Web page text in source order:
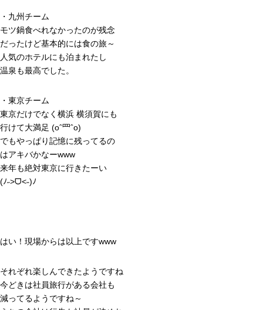
・九州チーム
モツ鍋食べれなかったのが残念
だったけど基本的には食の旅～
人気のホテルにも泊まれたし
温泉も最高でした。
・東京チーム
東京だけでなく横浜 横須賀にも
行けて大満足 (oˆ罒ˆo)
でもやっぱり記憶に残ってるの
はアキバかなーwww
来年も絶対東京に行きたーい
(ﾉ˶>ᗜ​<˵)ﾉ
はい！現場からは以上ですwww
それぞれ楽しんできたようですね
今どきは社員旅行がある会社も
減ってるようですね～